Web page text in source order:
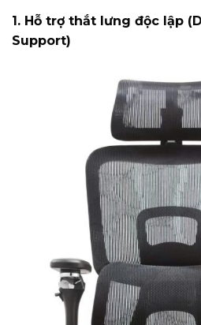
1. Hỗ trợ thắt lưng độc lập
Support)